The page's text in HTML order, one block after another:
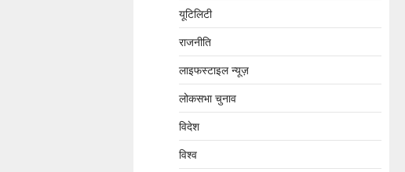
यूटिलिटी
राजनीति
लाइफस्टाइल न्यूज़
लोकसभा चुनाव
विदेश
विश्व